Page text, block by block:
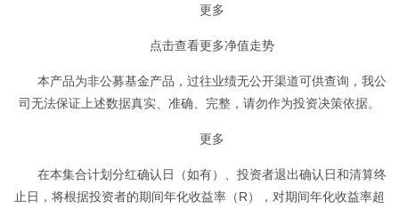
更多
点击查看更多净值走势
本产品为非公募基金产品，过往业绩无公开渠道可供查询，我公
司无法保证上述数据真实、准确、完整，请勿作为投资决策依据。
更多
在本集合计划分红确认日（如有）、投资者退出确认日和清算终
止日，将根据投资者的期间年化收益率（R），对期间年化收益率超